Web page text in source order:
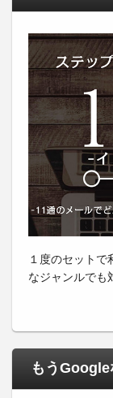
１度のセットで
なジャンルでも
もう